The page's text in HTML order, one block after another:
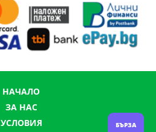
НАЧАЛО
ЗА НАС
УСЛОВИЯ
БЪРЗА